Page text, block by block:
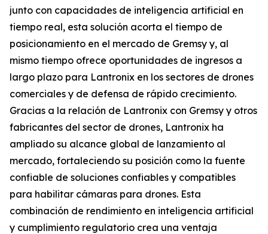
junto con capacidades de inteligencia artificial en
tiempo real, esta solución acorta el tiempo de
posicionamiento en el mercado de Gremsy y, al
mismo tiempo ofrece oportunidades de ingresos a
largo plazo para Lantronix en los sectores de drones
comerciales y de defensa de rápido crecimiento.
Gracias a la relación de Lantronix con Gremsy y otros
fabricantes del sector de drones, Lantronix ha
ampliado su alcance global de lanzamiento al
mercado, fortaleciendo su posición como la fuente
confiable de soluciones confiables y compatibles
para habilitar cámaras para drones. Esta
combinación de rendimiento en inteligencia artificial
y cumplimiento regulatorio crea una ventaja